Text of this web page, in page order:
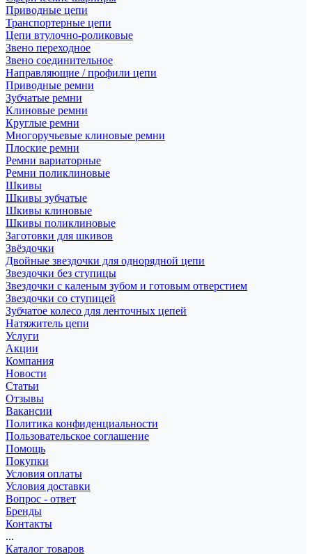
Приводные цепи
Транспортерные цепи
Цепи втулочно-роликовые
Звено переходное
Звено соединительное
Направляющие / профили цепи
Приводные ремни
Зубчатые ремни
Клиновые ремни
Круглые ремни
Многоручьевые клиновые ремни
Плоские ремни
Ремни вариаторные
Ремни поликлиновые
Шкивы
Шкивы зубчатые
Шкивы клиновые
Шкивы поликлиновые
Заготовки для шкивов
Звёздочки
Двойные звездочки для однорядной цепи
Звездочки без ступицы
Звездочки с каленым зубом и готовым отверстием
Звездочки со ступицей
Зубчатое колесо для ленточных цепей
Натяжитель цепи
Услуги
Акции
Компания
Новости
Статьи
Отзывы
Вакансии
Политика конфиденциальности
Пользовательское соглашение
Помощь
Покупки
Условия оплаты
Условия доставки
Вопрос - ответ
Бренды
Контакты
...
Каталог товаров